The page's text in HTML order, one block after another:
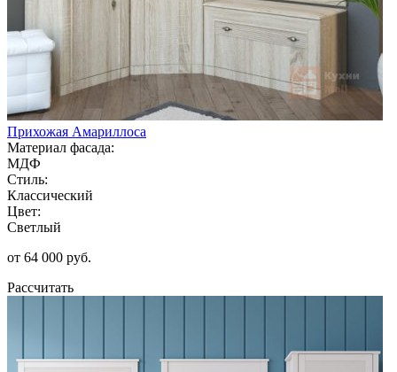
Прихожая Амариллоса
Материал фасада:
МДФ
Стиль:
Классический
Цвет:
Светлый
от 64 000 руб.
Рассчитать